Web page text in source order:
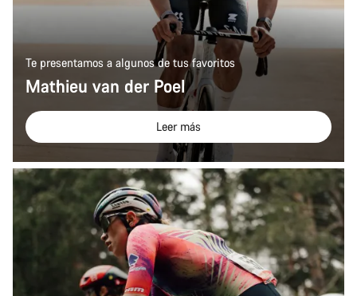
Te presentamos a algunos de tus favoritos
Mathieu van der Poel
Leer más